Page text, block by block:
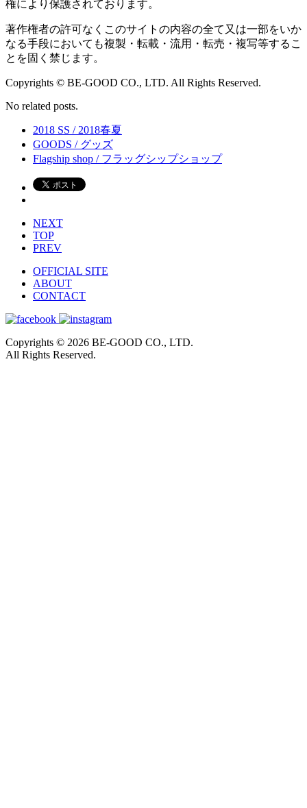
権により保護されております。
著作権者の許可なくこのサイトの内容の全て又は一部をいか
なる手段においても複製・転載・流用・転売・複写等するこ
とを固く禁じます。
Copyrights © BE-GOOD CO., LTD. All Rights Reserved.
No related posts.
2018 SS / 2018春夏
GOODS / グッズ
Flagship shop / フラッグシップショップ
NEXT
TOP
PREV
OFFICIAL SITE
ABOUT
CONTACT
Copyrights © 2026 BE-GOOD CO., LTD.
All Rights Reserved.